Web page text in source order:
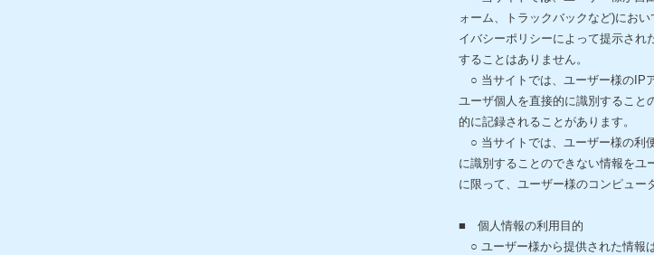
ォーム、トラックバックなど)にお
イバシーポリシーによって提示され
することはありません。
○ 当サイトでは、ユーザー様のIP
ユーザ個人を直接的に識別すること
的に記録されることがあります。
○ 当サイトでは、ユーザー様の利
に識別することのできない情報をユ
に限って、ユーザー様のコンピュー
■ 個人情報の利用目的
○ ユーザー様から提供された情報